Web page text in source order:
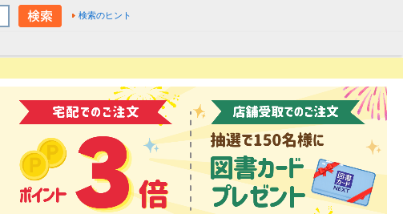
検索のヒント